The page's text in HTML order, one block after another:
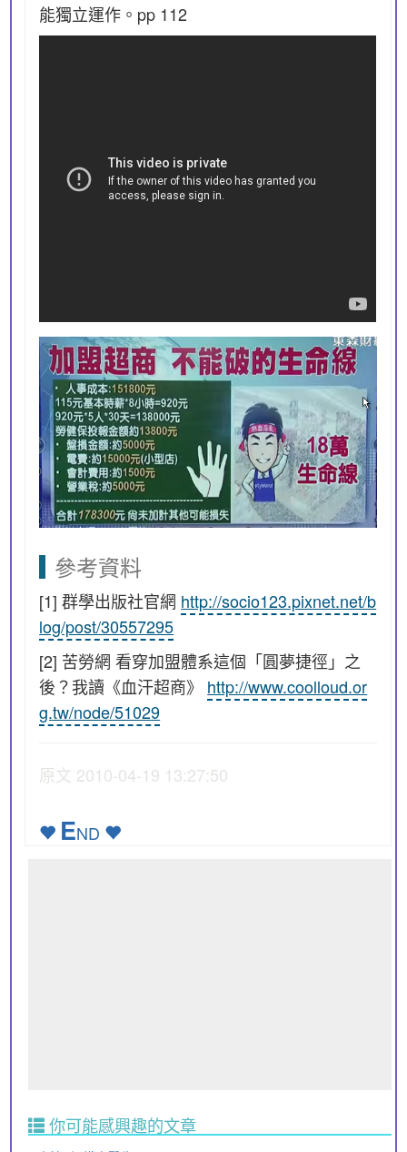
能獨立運作。pp 112
參考資料
[1] 群學出版社官網 http://socio123.pixnet.net/b
log/post/30557295
[2] 苦勞網 看穿加盟體系這個「圓夢捷徑」之
後？我讀《血汗超商》 http://www.coolloud.or
g.tw/node/51029
原文 2010-04-19 13:27:50
END
你可能感興趣的文章